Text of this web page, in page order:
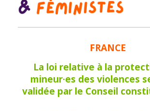
FRANCE
La loi relative à la
mineur·es des violences
validée par le Conseil